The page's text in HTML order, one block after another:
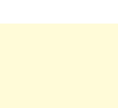
كتاب...